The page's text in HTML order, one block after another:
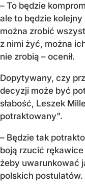
– To będzie
ale to będzie kolejny
można zrobić
z nimi żyć, można
nie zrobią – ocenił.
Dopytywany, czy
decyzji może być
słabość, Leszek
potraktowany".
– Będzie tak
boją rzucić
żeby uwarunkować
polskich postulatów.